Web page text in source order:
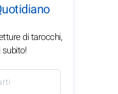
di tarocchi,